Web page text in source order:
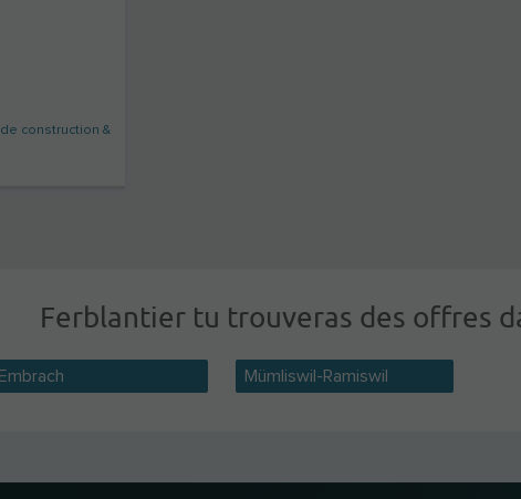
construction &
Ferblantier tu trouveras des offres
Embrach Mümliswil-Ramiswil